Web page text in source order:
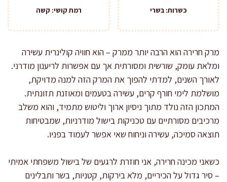
כשרות: בשרי רמת קושי: קשה
מרק חרירה הוא הרבה יותר ממרק – הוא חוויה קולינרית עשירה
ומלאת עומק, שורשית ומסורתית אך עם אפשרות לריענון מודרני.
לאורך השנים, למדתי להפוך את המרק הזה למנה מדויקת,
מושלמת לימי חורף קרים, עשירה בטעמים ומאוזנת תזונתית.
המתכון הזה נולד מתוך ניסיון ארוך וליטוש מתמיד, והוא משלב
מרכיבים מסורתיים עם טכניקות בישול מודרניות, שמבטיחות
תוצאה סמיכה, עשירה וניחוח שאי אפשר לעמוד בפניו.
כשאני מכינה חרירה, אני חוזרת לרגעים של בישול משפחתי אמיתי
– סיר גדול על הכיריים, מלא בירקות, קטניות, בשר ותבלינים